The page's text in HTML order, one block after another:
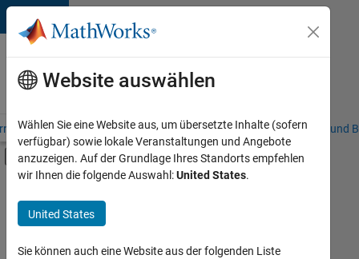
Weiter zum Inhalt
Karriere
bei
MathWorks
– Übersicht Stellensuche Niederlassungen Studierende und
Umschaltung für Off-Canvas-
Hauptinhalt
Praktika
Information Technology
Commercial Sales
+8
Website auswählen
Wählen Sie eine Website aus, um übersetzte Inhalte (sofern
verfügbar) sowie lokale Veranstaltungen und Angebote
anzuzeigen. Auf der Grundlage Ihres Standorts empfehlen
wir Ihnen die folgende Auswahl:United States.
United States
Sie können auch eine Website aus der folgenden Liste